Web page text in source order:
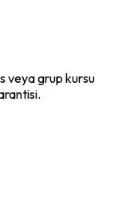
veya grup kursu